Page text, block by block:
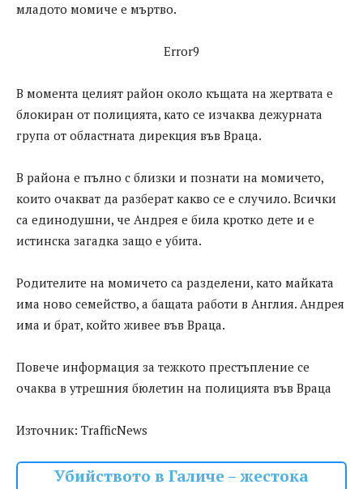
младото момиче е мъртво.
Error9
В момента целият район около къщата на жертвата е
блокиран от полицията, като се изчаква дежурната
група от областната дирекция във Враца.
В района е пълно с близки и познати на момичето,
които очакват да разберат какво се е случило. Всички
са единодушни, че Андрея е била кротко дете и е
истинска загадка защо е убита.
Родителите на момичето са разделени, като майката
има ново семейство, а бащата работи в Англия. Андрея
има и брат, който живее във Враца.
Повече информация за тежкото престъпление се
очаква в утрешния бюлетин на полицията във Враца
Източник: TrafficNews
Убийството в Галиче – жестока